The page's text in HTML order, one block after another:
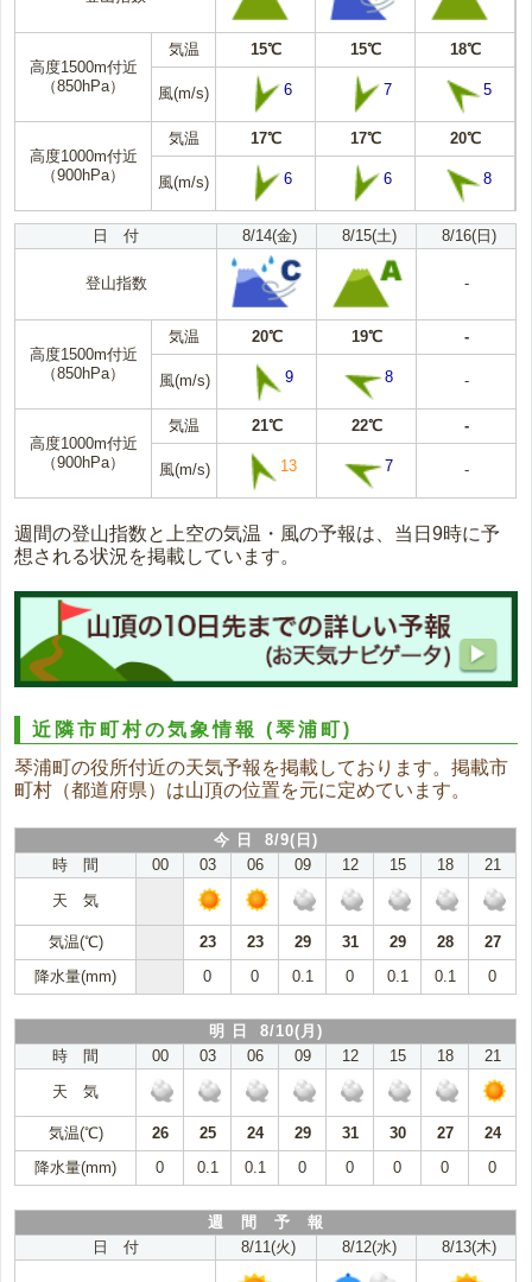
高度1500m付近
（850hPa）
気温 15℃ 15℃ 18℃
風(m/s) 6 7 5
高度1000m付近
（900hPa）
気温 17℃ 17℃ 20℃
風(m/s) 6 6 8
日 付 8/14(金) 8/15(土) 8/16(日)
登山指数 -
高度1500m付近
（850hPa）
気温 20℃ 19℃ -
風(m/s) 9 8 -
高度1000m付近
（900hPa）
気温 21℃ 22℃ -
風(m/s) 13 7 -
週間の登山指数と上空の気温・風の予報は、当日9時に予
想される状況を掲載しています。
近隣市町村の気象情報(琴浦町)
琴浦町の役所付近の天気予報を掲載しております。掲載市
町村（都道府県）は山頂の位置を元に定めています。
今 日 8/9(日)
時 間
00 03 06 09 12 15 18
21
天 気
気温(℃) 23 23 29 31 29 28
27
降水量(mm)
0 0 0.1 0 0.1 0.1 0
明 日 8/10(月)
時 間
00 03 06 09 12 15 18
21
天 気
気温(℃) 26 25 24 29 31 30 27
24
降水量(mm)
0 0.1 0.1 0 0 0 0 0
週 間 予 報
日 付
8/11(火) 8/12(水) 8/13(木)